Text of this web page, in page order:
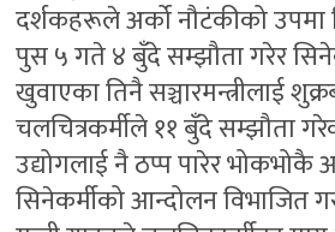
दर्शकहरूले अर्को नौटंकीको उपमा
पुस ५ गते ४ बुँदे सम्झौता गरेर
खुवाएका तिनै सञ्चारमन्त्रीलाई
चलचित्रकर्मीले ११ बुँदे सम्झौता
उद्योगलाई नै ठप्प पारेर भोकभोकै
सिनेकर्मीको आन्दोलन विभाजित